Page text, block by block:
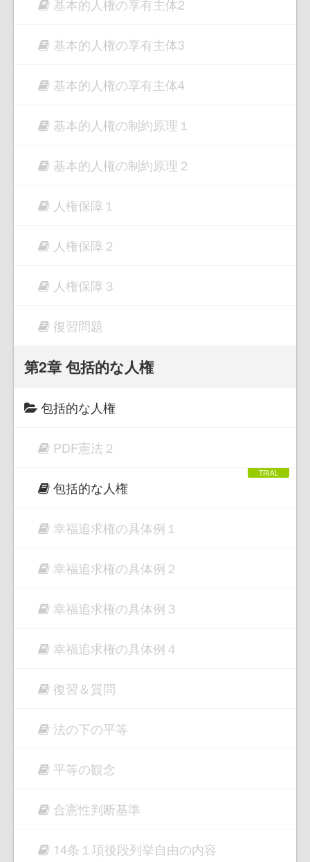
基本的人権の享有主体2
基本的人権の享有主体3
基本的人権の享有主体4
基本的人権の制約原理１
基本的人権の制約原理２
人権保障１
人権保障２
人権保障３
復習問題
第2章 包括的な人権
包括的な人権
PDF憲法２
包括的な人権
幸福追求権の具体例１
幸福追求権の具体例２
幸福追求権の具体例３
幸福追求権の具体例４
復習＆質問
法の下の平等
平等の観念
合憲性判断基準
14条１項後段列挙自由の内容